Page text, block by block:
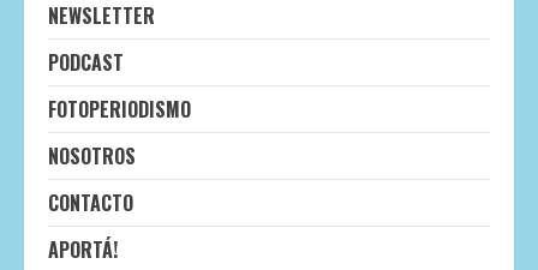
NEWSLETTER
PODCAST
FOTOPERIODISMO
NOSOTROS
CONTACTO
APORTÁ!